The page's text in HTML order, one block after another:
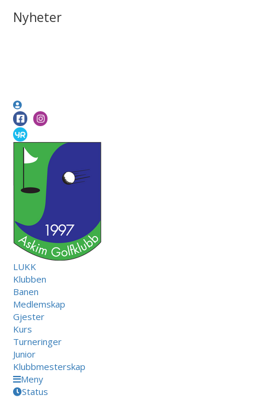
Nyheter
LUKK
Klubben
Banen
Medlemskap
Gjester
Kurs
Turneringer
Junior
Klubbmesterskap
Meny
Status